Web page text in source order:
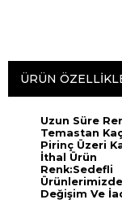
ÜRÜN
Uzun Süre
Temastan
Pirinç Üzeri
İthal Ürün
Renk:Sedefli
Ürünlerimizde
Değişim Ve